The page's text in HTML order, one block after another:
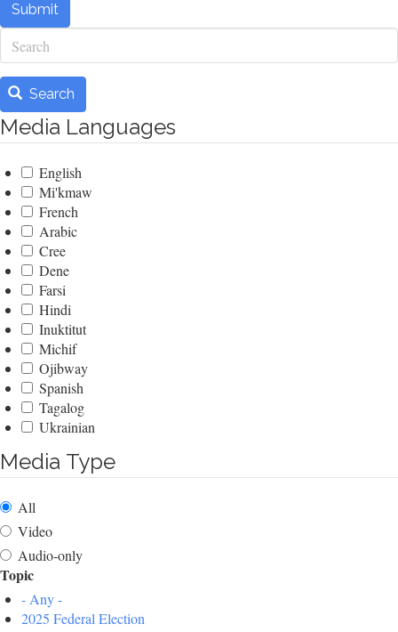
Submit
Search
Search
Media Languages
English
Mi'kmaw
French
Arabic
Cree
Dene
Farsi
Hindi
Inuktitut
Michif
Ojibway
Spanish
Tagalog
Ukrainian
Media Type
All
Video
Audio-only
Topic
- Any -
2025 Federal Election